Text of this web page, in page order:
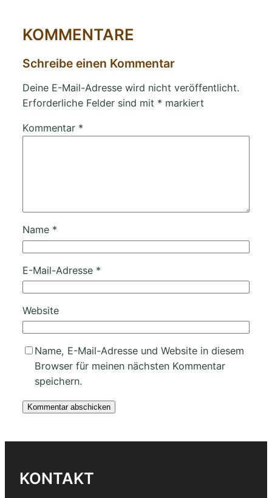
KOMMENTARE
Schreibe einen Kommentar
Deine E-Mail-Adresse wird nicht veröffentlicht.
Erforderliche Felder sind mit * markiert
Kommentar *
Name *
E-Mail-Adresse *
Website
Name, E-Mail-Adresse und Website in diesem
Browser für meinen nächsten Kommentar
speichern.
KONTAKT